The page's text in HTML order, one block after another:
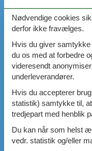
Nødvendige cookies
derfor ikke fravælges.
Hvis du giver
du os med at forbedre
videresendt
underleverandører.
Hvis du accepterer
statistik) samtykke til,
tredjepart med henblik
Du kan når som helst
vedr. statistik og/eller